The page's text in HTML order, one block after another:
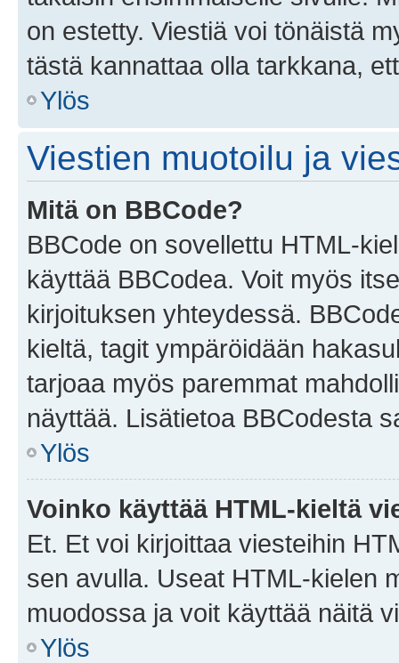
on estetty. Viestiä voi tönäistä
tästä kannattaa olla tarkkana,
Ylös
Viestien muotoilu ja
Mitä on BBCode?
BBCode on sovellettu HTML-
käyttää BBCodea. Voit myös
kirjoituksen yhteydessä.
kieltä, tagit ympäröidään
tarjoaa myös paremmat
näyttää. Lisätietoa BBCodesta
Ylös
Voinko käyttää HTML-kieltä
Et. Et voi kirjoittaa viesteihin
sen avulla. Useat HTML-kielen
muodossa ja voit käyttää näitä
Ylös